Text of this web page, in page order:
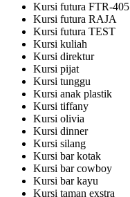
Kursi futura FTR-405
Kursi futura RAJA
Kursi futura TEST
Kursi kuliah
Kursi direktur
Kursi pijat
Kursi tunggu
Kursi anak plastik
Kursi tiffany
Kursi olivia
Kursi dinner
Kursi silang
Kursi bar kotak
Kursi bar cowboy
Kursi bar kayu
Kursi taman exstra